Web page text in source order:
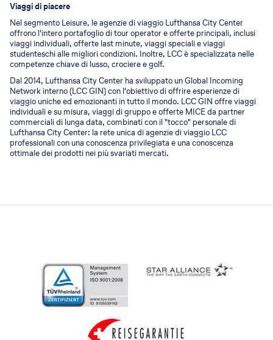
Viaggi di piacere
Nel segmento Leisure, le agenzie di viaggio Lufthansa City Center
offrono l'intero portafoglio di tour operator e offerte principali, inclusi
viaggi individuali, offerte last minute, viaggi speciali e viaggi
studenteschi alle migliori condizioni. Inoltre, LCC è specializzata nelle
competenze chiave di lusso, crociere e golf.
Dal 2014, Lufthansa City Center ha sviluppato un Global Incoming
Network interno (LCC GIN) con l'obiettivo di offrire esperienze di
viaggio uniche ed emozionanti in tutto il mondo. LCC GIN offre viaggi
individuali e su misura, viaggi di gruppo e offerte MICE da partner
commerciali di lunga data, combinati con il "tocco" personale di
Lufthansa City Center: la rete unica di agenzie di viaggio LCC
professionali con una conoscenza privilegiata e una conoscenza
ottimale dei prodotti nei più svariati mercati.